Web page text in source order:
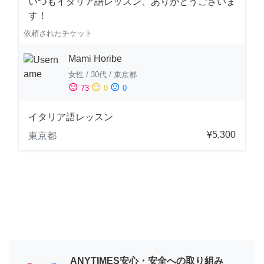
す！
依頼されたチケット
Mami Horibe
女性 / 30代 / 東京都
sentiment_satisfied 73 sentiment_neutral 0 sentiment_dissatisfied 0
イタリア語レッスン
東京都
¥5,300
ANYTIMES安心・安全への取り組み